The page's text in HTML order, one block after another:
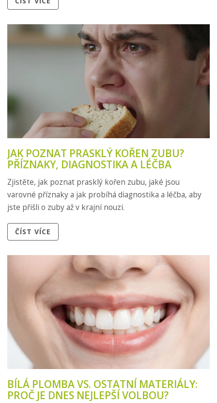
JAK POZNAT PRASKLÝ KOŘEN ZUBU?
PŘÍZNAKY, DIAGNOSTIKA A LÉČBA
Zjistěte, jak poznat prasklý kořen zubu, jaké jsou
varovné příznaky a jak probíhá diagnostika a léčba, aby
jste přišli o zuby až v krajní nouzi.
ČÍST VÍCE
BÍLÁ PLOMBA VS. OSTATNÍ MATERIÁLY:
PROČ JE DNES NEJLEPŠÍ VOLBOU?